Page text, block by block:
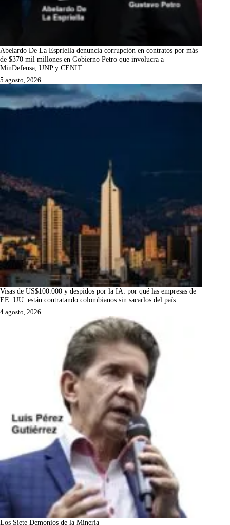
Abelardo De La Espriella denuncia corrupción en contratos por más
de $370 mil millones en Gobierno Petro que involucra a
MinDefensa, UNP y CENIT
5 agosto, 2026
Visas de US$100.000 y despidos por la IA: por qué las empresas de
EE. UU. están contratando colombianos sin sacarlos del país
4 agosto, 2026
Los Siete Demonios de la Minería